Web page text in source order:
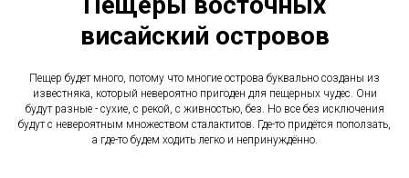
висайский островов
Пещер будет много, потому что многие острова буквально созданы из
известняка, который невероятно пригоден для пещерных чудес. Они
будут разные - сухие, с рекой, с живностью, без. Но все без исключения
будут с невероятным множеством сталактитов. Где-то придётся поползать,
а где-то будем ходить легко и непринуждённо.